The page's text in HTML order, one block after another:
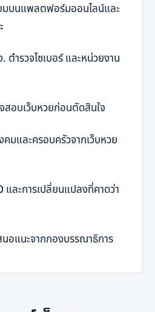
มบนแพลตฟอร์มออนไลน์และ
ตำรวจไซเบอร์ และหน่วยงาน
สอบเว็บหวยก่อนตัดสินใจ
มและครอบครัวจากเว็บหวย
ละการเปลี่ยนแปลงที่คาดว่า
อแนะจากกองบรรณาธิการ